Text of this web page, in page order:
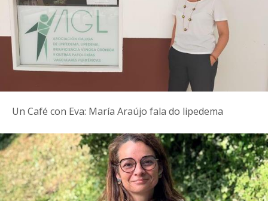
Un Café con Eva: María Araújo fala do lipedema